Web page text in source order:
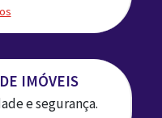
IMÓVEIS
e segurança.